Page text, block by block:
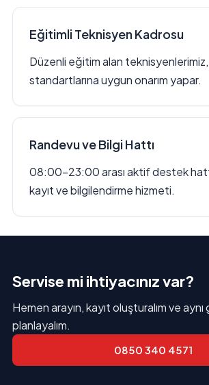
Eğitimli Teknisyen Kadrosu
Düzenli eğitim alan
standartlarına uygun onarım yapar.
Randevu ve Bilgi Hattı
08:00–23:00 arası aktif destek
kayıt ve bilgilendirme hizmeti.
Servise mi ihtiyacınız var?
Hemen arayın, kayıt oluşturalım ve aynı
planlayalım.
0850 340 4571